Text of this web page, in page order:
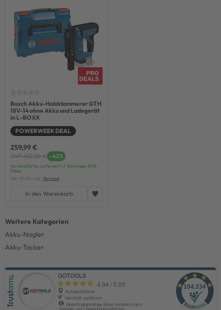
Bosch Akku-Holzklammerer GTH
18V-14 ohne Akku und Ladegerät
in L-BOXX
POWERWEEK DEAL
259,99 €
UVP 452,20 € -42%
Versandfertig, Lieferzeit 1-3 Werktage, DHL-
Paket
inkl. MwSt. zzgl. Versand
In den Warenkorb
Akku-Nagler
Akku-Tacker